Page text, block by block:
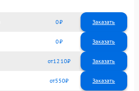
0 Заказать
0 Заказать
1210
550